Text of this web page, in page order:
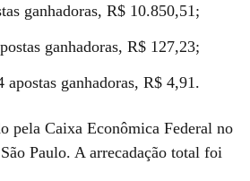
ganhadoras, R$ 10.850,51;
ganhadoras, R$ 127,23;
apostas ganhadoras, R$ 4,91.
pela Caixa Econômica Federal no
Paulo. A arrecadação total foi